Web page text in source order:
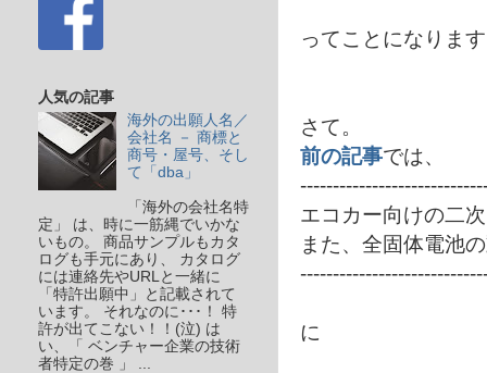
ってことになりま
さて。
前の記事では、
エコカー向けの二
また、全固体電池
に
人気の記事
海外の出願人名／
会社名 － 商標と
商号・屋号、そし
て「dba」
「海外の会社名特
定」 は、時に一筋縄でいかな
いもの。 商品サンプルもカタ
ログも手元にあり、 カタログ
には連絡先やURLと一緒に
「特許出願中」と記載されて
います。 それなのに･･･！ 特
許が出てこない！！(泣) は
い、「 ベンチャー企業の技術
者特定の巻 」 ...